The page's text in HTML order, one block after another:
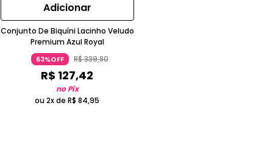
Adicionar
Conjunto De Biquíni Lacinho Veludo
Premium Azul Royal
63%OFF R$339,80
R$ 127,42
no Pix
ou 2x deR$ 84,95